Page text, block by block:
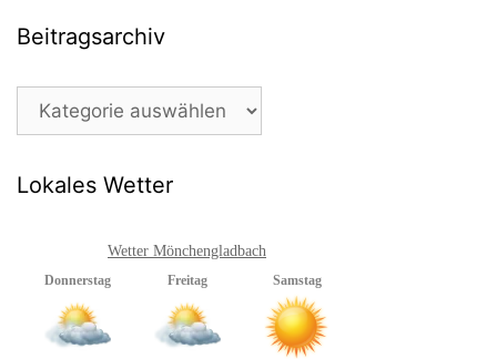
Beitragsarchiv
Beitragsarchiv
Lokales Wetter
Wetter Mönchengladbach